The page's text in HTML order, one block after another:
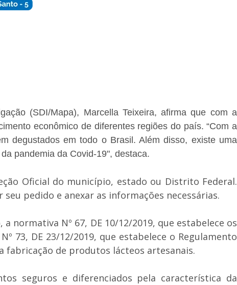
(SDI/Mapa), Marcella Teixeira, afirma que com a
econômico de diferentes regiões do país. “Com a
degustados em todo o Brasil. Além disso, existe uma
pandemia da Covid-19", destaca.
Oficial do município, estado ou Distrito Federal.
pedido e anexar as informações necessárias.
normativa Nº 67, DE 10/12/2019, que estabelece os
73, DE 23/12/2019, que estabelece o Regulamento
fabricação de produtos lácteos artesanais.
seguros e diferenciados pela característica da